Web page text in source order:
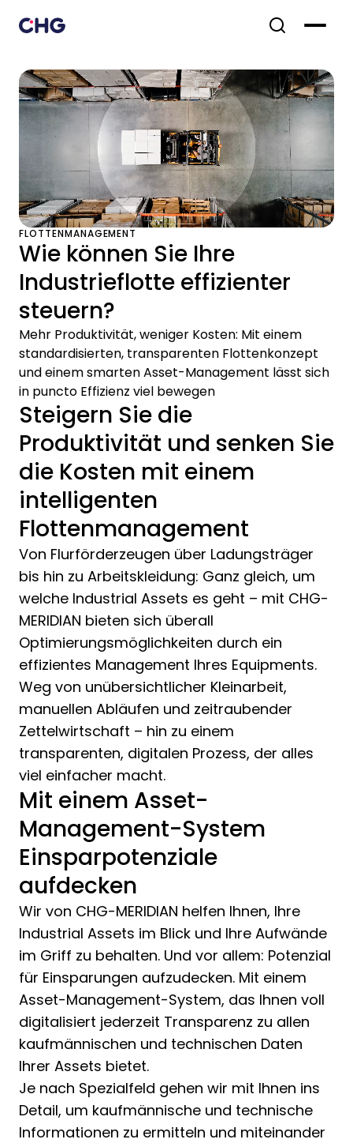
FLOTTENMANAGEMENT
Wie können Sie Ihre
Industrieflotte effizienter
steuern?
Mehr Produktivität, weniger Kosten: Mit einem
standardisierten, transparenten Flottenkonzept
und einem smarten Asset-Management lässt sich
in puncto Effizienz viel bewegen
Steigern Sie die
Produktivität und senken Sie
die Kosten mit einem
intelligenten
Flottenmanagement
Von Flurförderzeugen über Ladungsträger
bis hin zu Arbeitskleidung: Ganz gleich, um
welche Industrial Assets es geht – mit CHG-
MERIDIAN bieten sich überall
Optimierungsmöglichkeiten durch ein
effizientes Management Ihres Equipments.
Weg von unübersichtlicher Kleinarbeit,
manuellen Abläufen und zeitraubender
Zettelwirtschaft – hin zu einem
transparenten, digitalen Prozess, der alles
viel einfacher macht.
Mit einem Asset-
Management-System
Einsparpotenziale
aufdecken
Wir von CHG-MERIDIAN helfen Ihnen, Ihre
Industrial Assets im Blick und Ihre Aufwände
im Griff zu behalten. Und vor allem: Potenzial
für Einsparungen aufzudecken. Mit einem
Asset-Management-System, das Ihnen voll
digitalisiert jederzeit Transparenz zu allen
kaufmännischen und technischen Daten
Ihrer Assets bietet.
Je nach Spezialfeld gehen wir mit Ihnen ins
Detail, um kaufmännische und technische
Informationen zu ermitteln und miteinander